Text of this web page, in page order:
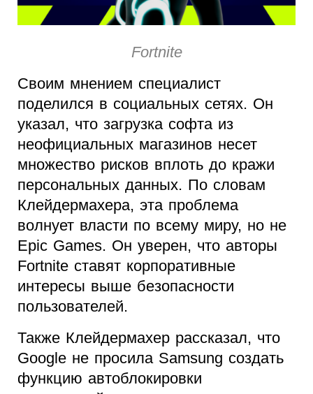
Fortnite
Своим мнением специалист
поделился в социальных сетях. Он
указал, что загрузка софта из
неофициальных магазинов несет
множество рисков вплоть до кражи
персональных данных. По словам
Клейдермахера, эта проблема
волнует власти по всему миру, но не
Epic Games. Он уверен, что авторы
Fortnite ставят корпоративные
интересы выше безопасности
пользователей.
Также Клейдермахер рассказал, что
Google не просила Samsung создать
функцию автоблокировки